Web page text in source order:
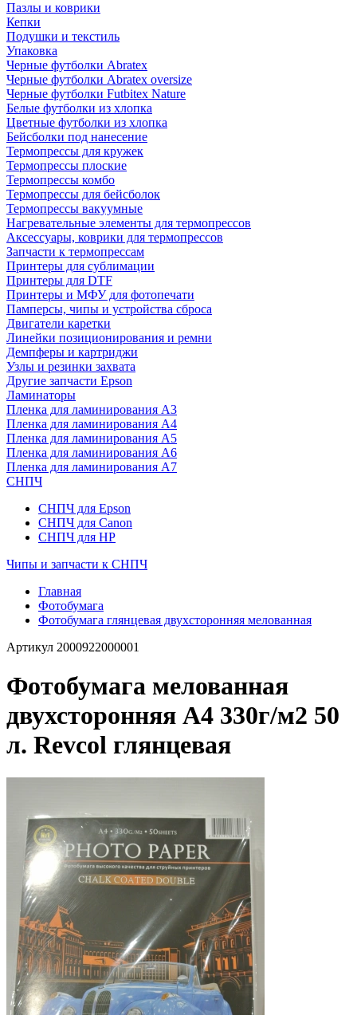
Пазлы и коврики
Кепки
Подушки и текстиль
Упаковка
Черные футболки Abratex
Черные футболки Abratex oversize
Черные футболки Futbitex Nature
Белые футболки из хлопка
Цветные футболки из хлопка
Бейсболки под нанесение
Термопрессы для кружек
Термопрессы плоские
Термопрессы комбо
Термопрессы для бейсболок
Термопрессы вакуумные
Нагревательные элементы для термопрессов
Аксессуары, коврики для термопрессов
Запчасти к термопрессам
Принтеры для сублимации
Принтеры для DTF
Принтеры и МФУ для фотопечати
Памперсы, чипы и устройства сброса
Двигатели каретки
Линейки позиционирования и ремни
Демпферы и картриджи
Узлы и резинки захвата
Другие запчасти Epson
Ламинаторы
Пленка для ламинирования А3
Пленка для ламинирования А4
Пленка для ламинирования А5
Пленка для ламинирования А6
Пленка для ламинирования А7
СНПЧ
СНПЧ для Epson
СНПЧ для Canon
СНПЧ для HP
Чипы и запчасти к СНПЧ
Главная
Фотобумага
Фотобумага глянцевая двухсторонняя мелованная
Артикул 2000922000001
Фотобумага мелованная
двухсторонняя A4 330г/м2 50
л. Revcol глянцевая